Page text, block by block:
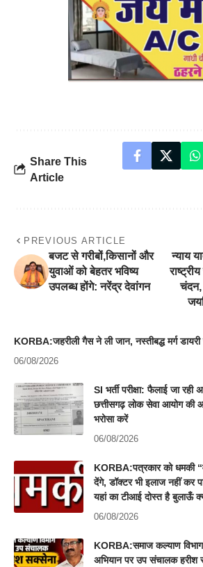
Share This
Article
PREVIOUS ARTICLE
बजट से गरीबों,किसानों और
युवाओं को बेहतर भविष्य
उपलब्ध होंगे: नरेंद्र देवांगन
न्याय
KORBA:जहरीली गैस ने ली जान, नस्तीबद्ध मर्ग
06/08/2026
SI भर्ती परीक्षा: फैलाई जा
छत्तीसगढ़ लोक सेवा आयोग की
भरोसा करें
06/08/2026
KORBA:पत्रकार को धमकी
देंगे, डॉक्टर भी इलाज नहीं कर
यहां का टीआई दोस्त है बुलाऊँ
06/08/2026
KORBA:समाज कल्याण
अभियान पर उप संचालक हरीश